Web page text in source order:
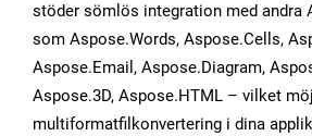
stöder sömlös integration med andra
som Aspose.Words, Aspose.Cells,
Aspose.Email, Aspose.Diagram,
Aspose.3D, Aspose.HTML – vilket
multiformatfilkonvertering i dina